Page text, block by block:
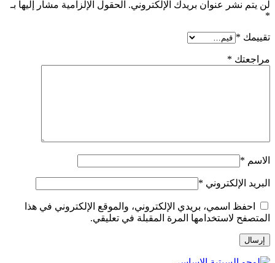
لن يتم نشر عنوان بريدك الإلكتروني. الحقول الإلزامية مشار إليها بـ
*
تقييمك *
مراجعتك *
الاسم *
البريد الإلكتروني *
احفظ اسمي، بريدي الإلكتروني، والموقع الإلكتروني في هذا
المتصفح لاستخدامها المرة المقبلة في تعليقي.